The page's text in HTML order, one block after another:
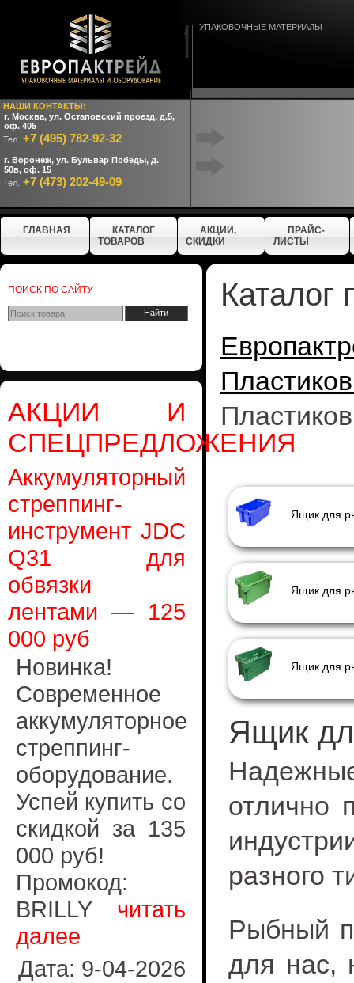
НАШИ КОНТАКТЫ:
г. Москва, ул. Остаповский проезд, д.5,
оф. 405
Тел. +7 (495) 782-92-32
г. Воронеж, ул. Бульвар Победы, д.
50в, оф. 15
Тел. +7 (473) 202-49-09
УПАКОВОЧНЫЕ МАТЕРИАЛЫ
ГЛАВНАЯ
КАТАЛОГ
ТОВАРОВ
АКЦИИ,
СКИДКИ
ПРАЙС-
ЛИСТЫ
ПОИСК ПО САЙТУ
АКЦИИ И
СПЕЦПРЕДЛОЖЕНИЯ
Аккумуляторный
стреппинг-
инструмент JDC
Q31 для
обвязки
лентами — 125
000 руб
Новинка!
Современное
аккумуляторное
стреппинг-
оборудование.
Успей купить со
скидкой за 135
000 руб!
Промокод:
BRILLY читать
далее
Дата: 9-04-2026
Каталог
Ящик для
Ящик для
Ящик для
Ящик
отлично
разного
Рыбный
для нас,